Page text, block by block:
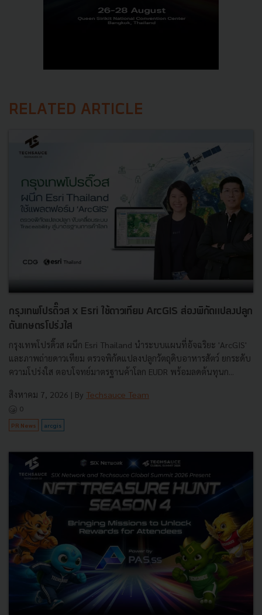
RELATED ARTICLE
กรุงเทพโปรดิ๊วส x Esri ใช้ดาวเทียม ArcGIS ส่องพิกัดแปลงปลูก
ดันเกษตรโปร่งใส
กรุงเทพโปรดิ๊วส ผนึก Esri Thailand นำระบบแผนที่อัจฉริยะ 'ArcGIS'
และภาพถ่ายดาวเทียม ตรวจพิกัดแปลงปลูกวัตถุดิบอาหารสัตว์ ยกระดับ
ความโปร่งใส ตอบโจทย์มาตรฐานค้าโลก EUDR พร้อมลดต้นทุนก...
สิงหาคม 7, 2026 | By Techsauce Team
0
PR News arcgis